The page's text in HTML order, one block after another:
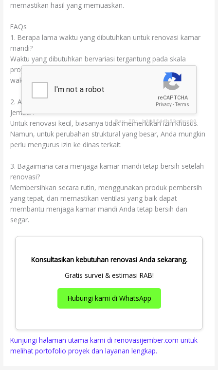
memastikan hasil yang memuaskan.
FAQs
1. Berapa lama waktu yang dibutuhkan untuk renovasi kamar
mandi?
Waktu yang dibutuhkan bervariasi tergantung pada skala
proyek. Biasanya, renovasi kamar mandi standar memakan
waktu antara dua hingga empat minggu.
2. Apakah perlu izin khusus untuk renovasi kamar mandi di
Jember?
Untuk renovasi kecil, biasanya tidak memerlukan izin khusus.
Namun, untuk perubahan struktural yang besar, Anda mungkin
perlu mengurus izin ke dinas terkait.
3. Bagaimana cara menjaga kamar mandi tetap bersih setelah
renovasi?
Membersihkan secara rutin, menggunakan produk pembersih
yang tepat, dan memastikan ventilasi yang baik dapat
membantu menjaga kamar mandi Anda tetap bersih dan
segar.
Konsultasikan kebutuhan renovasi Anda sekarang.
Gratis survei & estimasi RAB!
Hubungi kami di WhatsApp
Kunjungi halaman utama kami di renovasijember.com untuk
melihat portofolio proyek dan layanan lengkap.